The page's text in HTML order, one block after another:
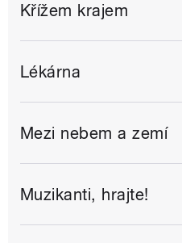
Křížem krajem
Lékárna
Mezi nebem a zemí
Muzikanti, hrajte!